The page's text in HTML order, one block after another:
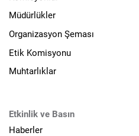
Müdürlükler
Organizasyon Şeması
Etik Komisyonu
Muhtarlıklar
Etkinlik ve Basın
Haberler